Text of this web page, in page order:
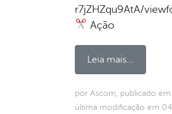
r7jZHZqu9AtA/
Ação
Leia mais...
por Ascom, publicado
última modificação em